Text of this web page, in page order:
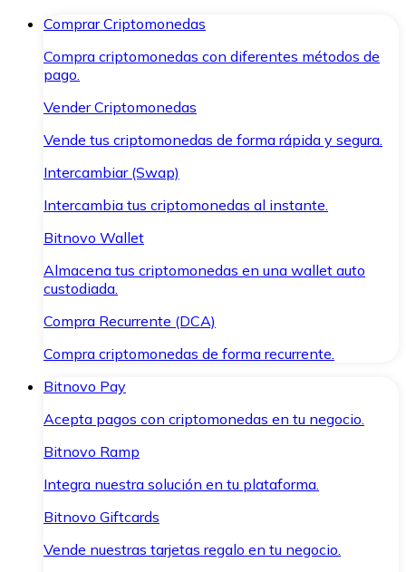
Comprar Criptomonedas
Compra criptomonedas con diferentes métodos de
pago.
Vender Criptomonedas
Vende tus criptomonedas de forma rápida y segura.
Intercambiar (Swap)
Intercambia tus criptomonedas al instante.
Bitnovo Wallet
Almacena tus criptomonedas en una wallet auto
custodiada.
Compra Recurrente (DCA)
Compra criptomonedas de forma recurrente.
Bitnovo Pay
Acepta pagos con criptomonedas en tu negocio.
Bitnovo Ramp
Integra nuestra solución en tu plataforma.
Bitnovo Giftcards
Vende nuestras tarjetas regalo en tu negocio.